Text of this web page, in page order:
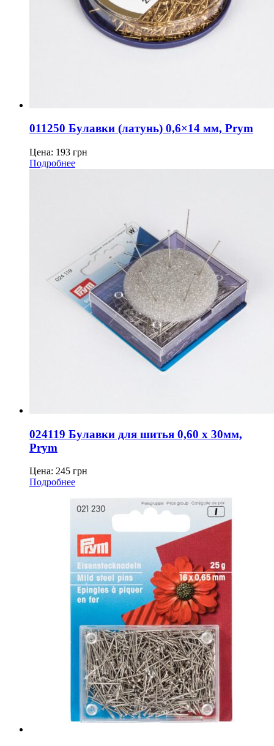
011250 Булавки (латунь) 0,6×14 мм, Prym
Цена: 193 грн
Подробнее
024119 Булавки для шитья 0,60 x 30мм,
Prym
Цена: 245 грн
Подробнее